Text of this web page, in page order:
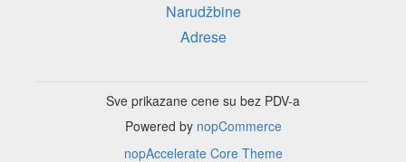
Narudžbine
Adrese
Sve prikazane cene su bez PDV-a
Powered by nopCommerce
nopAccelerate Core Theme